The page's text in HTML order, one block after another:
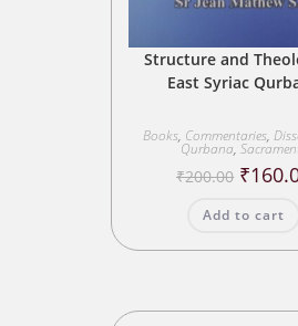
Structure and
East Syriac
Books, Commentaries,
Qurbana,
₹200.00 Original
price
₹200.00.
₹
Add to cart